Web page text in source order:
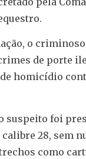
o
de porte
homicídio
suspeito foi
28, sem
como